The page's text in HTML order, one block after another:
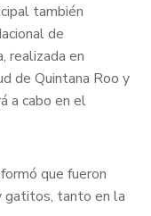
también
de
realizada en
de Quintana Roo y
a cabo en el
que fueron
gatitos, tanto en la